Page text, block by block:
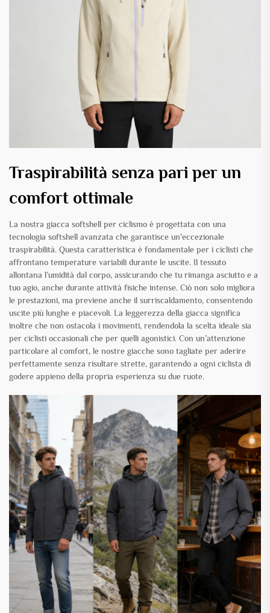
Traspirabilità senza pari per un
comfort ottimale
La nostra giacca softshell per ciclismo è progettata con una
tecnologia softshell avanzata che garantisce un'eccezionale
traspirabilità. Questa caratteristica è fondamentale per i ciclisti che
affrontano temperature variabili durante le uscite. Il tessuto
allontana l’umidità dal corpo, assicurando che tu rimanga asciutto e a
tuo agio, anche durante attività fisiche intense. Ciò non solo migliora
le prestazioni, ma previene anche il surriscaldamento, consentendo
uscite più lunghe e piacevoli. La leggerezza della giacca significa
inoltre che non ostacola i movimenti, rendendola la scelta ideale sia
per ciclisti occasionali che per quelli agonistici. Con un’attenzione
particolare al comfort, le nostre giacche sono tagliate per aderire
perfettamente senza risultare strette, garantendo a ogni ciclista di
godere appieno della propria esperienza su due ruote.